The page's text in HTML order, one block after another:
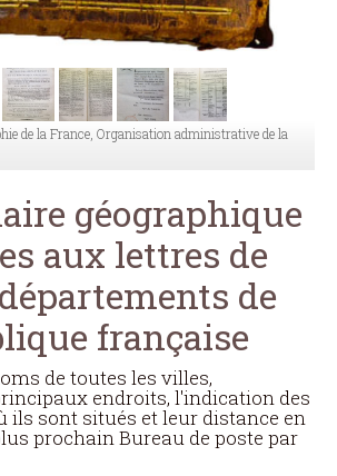
de la France, Organisation administrative de la
géographique
aux lettres de
de
française
de toutes les villes,
endroits, l'indication des
ils sont situés et leur distance en
prochain Bureau de poste par